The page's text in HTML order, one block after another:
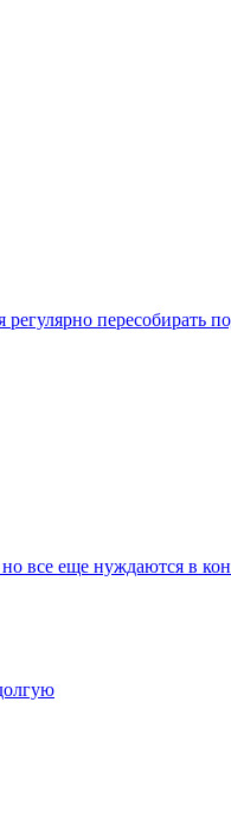
регулярно пересобирать
все еще нуждаются в